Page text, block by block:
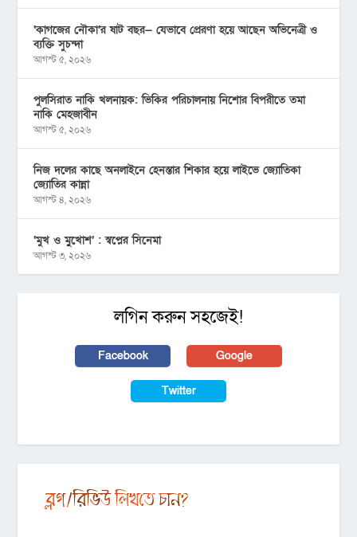
‘কাগজের নৌকা’র ষাট বছর— যেভাবে প্রেরণা হয়ে আছেন অভিনেত্রী ও
ব্যক্তি সুচন্দা
আগস্ট ৫, ২০২৬
পুলসিরাত নাকি খলনায়ক: ভিকির পরিচালনায় নিশোর বিপরীতে তমা
নাকি মেহজাবীন
আগস্ট ৫, ২০২৬
নিজ দলের কাছে অনলাইনে হেনস্তার শিকার হয়ে লাইভে জ্যোতিকা
জ্যোতির কান্না
আগস্ট ৪, ২০২৬
‘মুখ ও মু্খোশ’ : স্বপ্নের সিনেমা
আগস্ট ৩, ২০২৬
লগিন করুন সহজেই!
Facebook Google
Twitter